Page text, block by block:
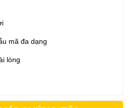
mã đa dạng
lòng